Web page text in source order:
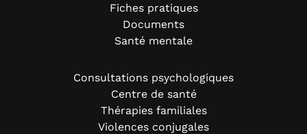
Fiches pratiques
Documents
Santé mentale
Consultations psychologiques
Centre de santé
Thérapies familiales
Violences conjugales